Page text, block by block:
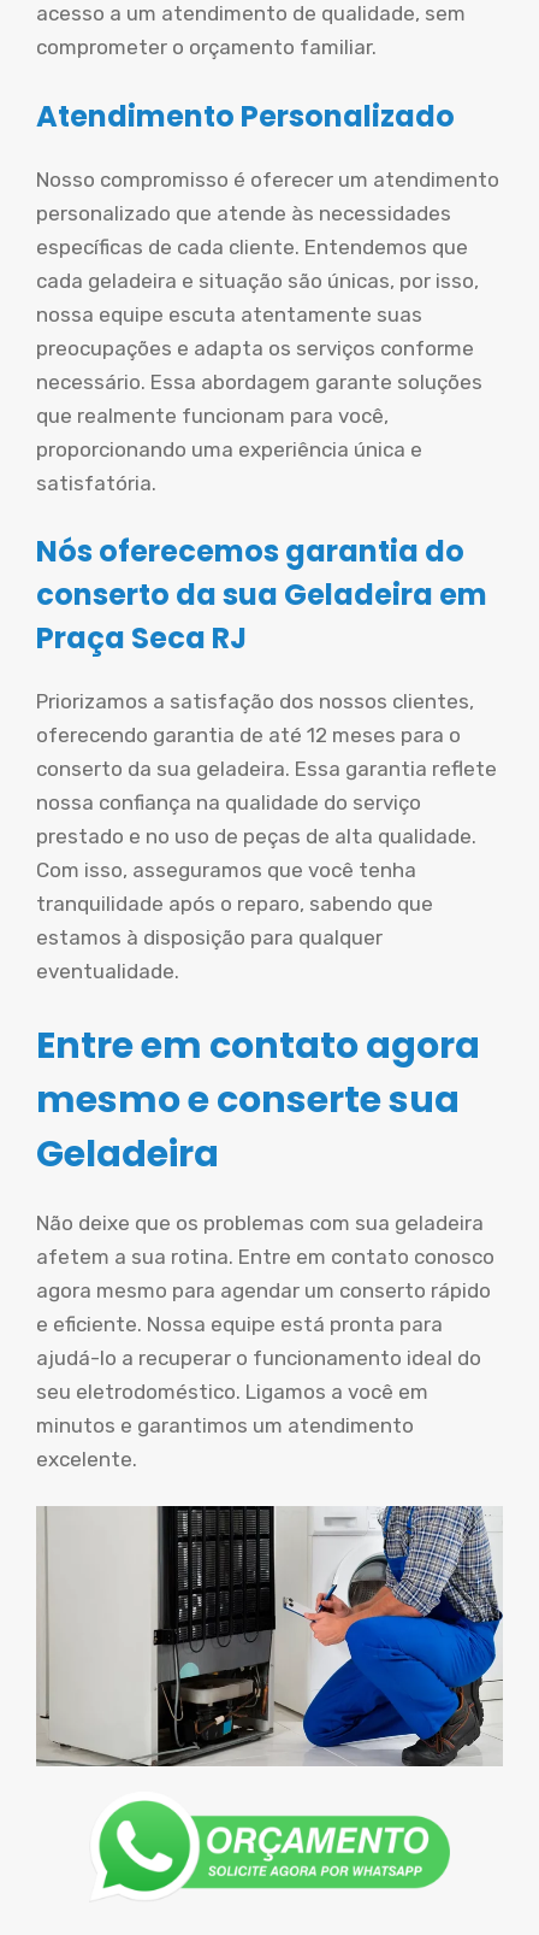
acesso a um atendimento de qualidade, sem
comprometer o orçamento familiar.
Atendimento Personalizado
Nosso compromisso é oferecer um atendimento
personalizado que atende às necessidades
específicas de cada cliente. Entendemos que
cada geladeira e situação são únicas, por isso,
nossa equipe escuta atentamente suas
preocupações e adapta os serviços conforme
necessário. Essa abordagem garante soluções
que realmente funcionam para você,
proporcionando uma experiência única e
satisfatória.
Nós oferecemos garantia do
conserto da sua Geladeira em
Praça Seca RJ
Priorizamos a satisfação dos nossos clientes,
oferecendo garantia de até 12 meses para o
conserto da sua geladeira. Essa garantia reflete
nossa confiança na qualidade do serviço
prestado e no uso de peças de alta qualidade.
Com isso, asseguramos que você tenha
tranquilidade após o reparo, sabendo que
estamos à disposição para qualquer
eventualidade.
Entre em contato agora
mesmo e conserte sua
Geladeira
Não deixe que os problemas com sua geladeira
afetem a sua rotina. Entre em contato conosco
agora mesmo para agendar um conserto rápido
e eficiente. Nossa equipe está pronta para
ajudá-lo a recuperar o funcionamento ideal do
seu eletrodoméstico. Ligamos a você em
minutos e garantimos um atendimento
excelente.